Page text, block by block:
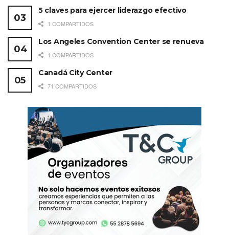
Una publicación compartida por SIAR México (@siarmx)
Bulgari recibió en su suite privada a suembajador
actor Alejandro Spetizer y a la actriz Renata Notni.
Como anfitrión de lujo asistió Fabrizio Buonamassa,
director creativo de Bulgari.
Relojería Siar
5 claves para ejercer liderazgo efectivo
1 COMPARTIDOS
Los Angeles Convention Center se renueva
1 COMPARTIDOS
Canadá City Center
71 COMPARTIDOS